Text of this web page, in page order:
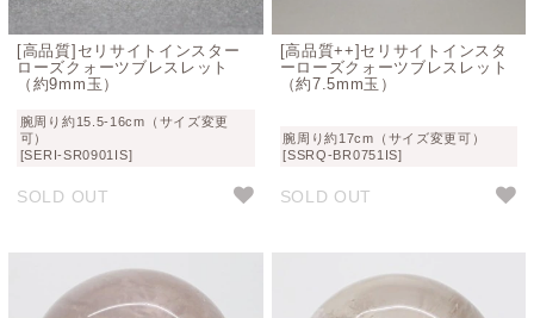
[高品質]セリサイトインスター
ローズクォーツブレスレット
（約9mm玉）
腕周り約15.5-16cm（サイズ変更
可）
[SERI-SR0901IS]
SOLD OUT
[高品質++]セリサイトインスタ
ーローズクォーツブレスレット
（約7.5mm玉）
腕周り約17cm（サイズ変更可）
[SSRQ-BR0751IS]
SOLD OUT